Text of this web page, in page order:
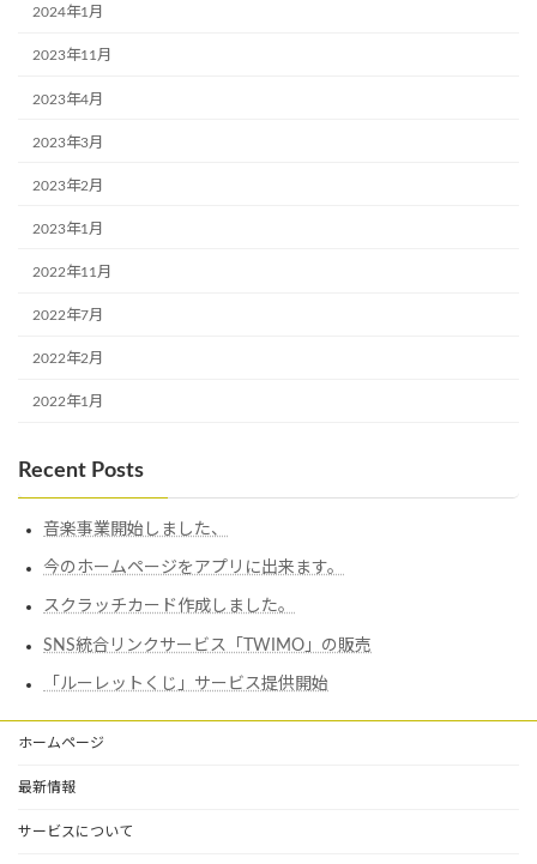
2024年1月
2023年11月
2023年4月
2023年3月
2023年2月
2023年1月
2022年11月
2022年7月
2022年2月
2022年1月
Recent Posts
音楽事業開始しました、
今のホームページをアプリに出来ます。
スクラッチカード作成しました。
SNS統合リンクサービス「TWIMO」の販売
「ルーレットくじ」サービス提供開始
ホームページ
最新情報
サービスについて